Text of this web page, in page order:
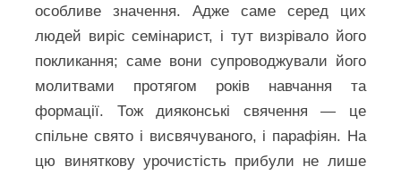
особливе значення. Адже саме серед цих
людей виріс семінарист, і тут визрівало його
покликання; саме вони супроводжували його
молитвами протягом років навчання та
формації. Тож дияконські свячення — це
спільне свято і висвячуваного, і парафіян. На
цю виняткову урочистість прибули не лише